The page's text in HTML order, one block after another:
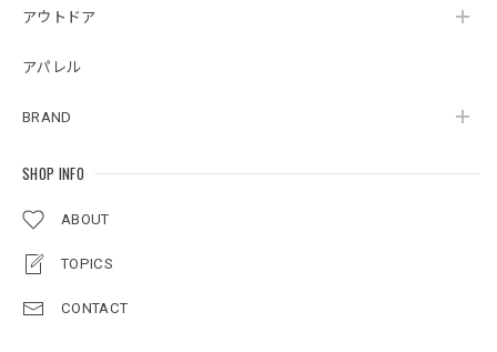
アウトドア
アパレル
BRAND
SHOP INFO
ABOUT
TOPICS
CONTACT